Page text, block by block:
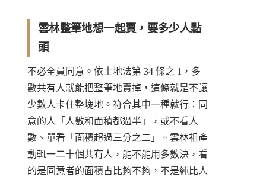
雲林整筆地想一起賣，要多少人點
頭
不必全員同意。依土地法第 34 條之 1 ，多
數共有人就能把整筆地賣掉，這條就是不讓
少數人卡住整塊地。符合其中一種就行：同
意的人「人數和面積都過半」，或不看人
數、單看「面積超過三分之二」。雲林祖產
動輒一二十個共有人，能不能用多數決，看
的是同意者的面積占比夠不夠，不是純比人